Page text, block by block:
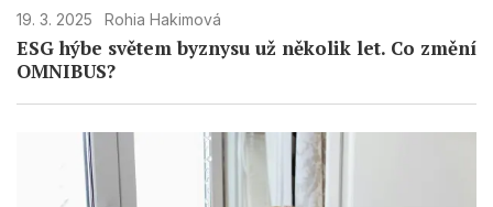
19. 3. 2025 Rohia Hakimová
ESG hýbe světem byznysu už několik let. Co změní
OMNIBUS?